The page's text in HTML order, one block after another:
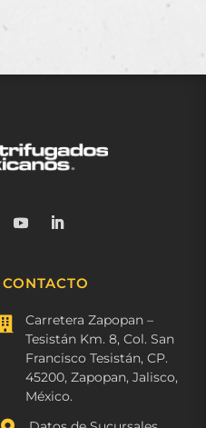
CONTACTO

Carretera Zapopan –
Tesistán Km. 8, Col. San
Francisco Tesistán, CP.
45200, Zapopan, Jalisco,
México.